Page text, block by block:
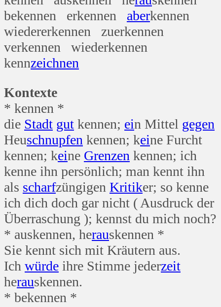
bekennen erkennen aberkennen
wiedererkennen zuerkennen
verkennen wiederkennen
kennzeichnen
Kontexte
* kennen *
die Stadt gut kennen; ein Mittel gegen
Heuschnupfen kennen; keine Furcht
kennen; keine Grenzen kennen; ich
kenne ihn persönlich; man kennt ihn
als scharfzüngigen Kritiker; so kenne
ich dich doch gar nicht ( Ausdruck der
Überraschung ); kennst du mich noch?
* auskennen, herauskennen *
Sie kennt sich mit Kräutern aus.
Ich würde ihre Stimme jederzeit
herauskennen.
* bekennen *